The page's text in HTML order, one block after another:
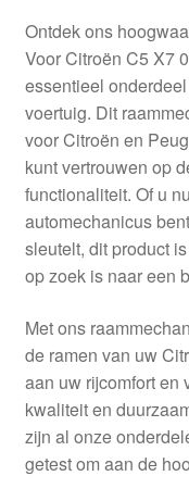
Contact
Kassa
Klachten
Klachtenprocedure
Levering
Mijn account
Over ons
Privacybeleid
Ontdek ons
Voor Citroën C5 X7
essentieel
voertuig. Dit
voor Citroën en
kunt vertrouwen op
functionaliteit. Of u
automechanicus
sleutelt, dit product
op zoek is naar een
Met ons
de ramen van uw
aan uw rijcomfort en
kwaliteit en
zijn al onze
getest om aan de